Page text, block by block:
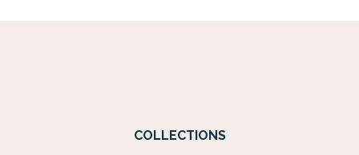
COLLECTIONS